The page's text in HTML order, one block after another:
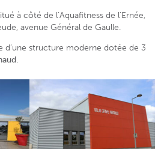
à côté de l’Aquafitness de l’Ernée,
avenue Général de Gaulle.
d’une structure moderne dotée de 3
.